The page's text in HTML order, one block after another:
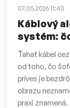
07.05.2026 11:40
Káblový
systém:
Ťahať kábel
od toho, čo
príves je
obrazu
praxi znamená.